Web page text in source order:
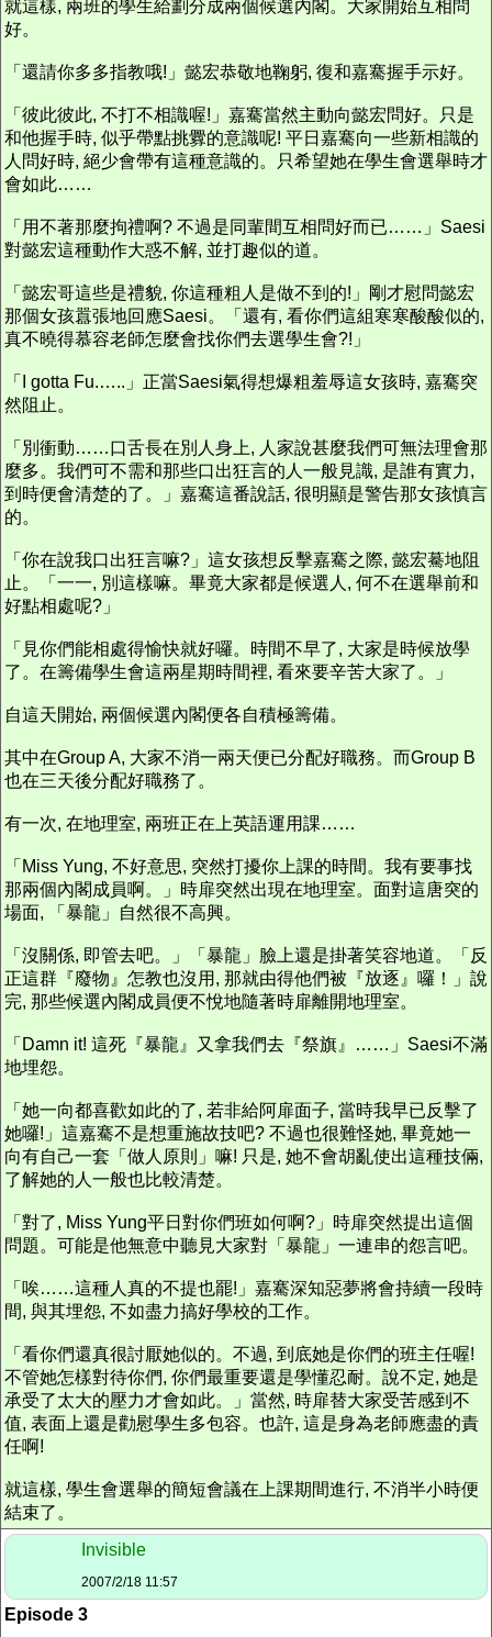
就這樣, 兩班的學生給劃分成兩個候選內閣。大家開始互相問
好。
「還請你多多指教哦!」懿宏恭敬地鞠躬, 復和嘉騫握手示好。
「彼此彼此, 不打不相識喔!」嘉騫當然主動向懿宏問好。只是
和他握手時, 似乎帶點挑釁的意識呢! 平日嘉騫向一些新相識的
人問好時, 絕少會帶有這種意識的。只希望她在學生會選舉時才
會如此……
「用不著那麼拘禮啊? 不過是同輩間互相問好而已……」Saesi
對懿宏這種動作大惑不解, 並打趣似的道。
「懿宏哥這些是禮貌, 你這種粗人是做不到的!」剛才慰問懿宏
那個女孩囂張地回應Saesi。「還有, 看你們這組寒寒酸酸似的,
真不曉得慕容老師怎麼會找你們去選學生會?!」
「I gotta Fu.…..」正當Saesi氣得想爆粗羞辱這女孩時, 嘉騫突
然阻止。
「別衝動……口舌長在別人身上, 人家說甚麼我們可無法理會那
麼多。我們可不需和那些口出狂言的人一般見識, 是誰有實力,
到時便會清楚的了。」嘉騫這番說話, 很明顯是警告那女孩慎言
的。
「你在說我口出狂言嘛?」這女孩想反擊嘉騫之際, 懿宏驀地阻
止。「一一, 別這樣嘛。畢竟大家都是候選人, 何不在選舉前和
好點相處呢?」
「見你們能相處得愉快就好囉。時間不早了, 大家是時候放學
了。在籌備學生會這兩星期時間裡, 看來要辛苦大家了。」
自這天開始, 兩個候選內閣便各自積極籌備。
其中在Group A, 大家不消一兩天便已分配好職務。而Group B
也在三天後分配好職務了。
有一次, 在地理室, 兩班正在上英語運用課……
「Miss Yung, 不好意思, 突然打擾你上課的時間。我有要事找
那兩個內閣成員啊。」時扉突然出現在地理室。面對這唐突的
場面, 「暴龍」自然很不高興。
「沒關係, 即管去吧。」「暴龍」臉上還是掛著笑容地道。「反
正這群『廢物』怎教也沒用, 那就由得他們被『放逐』囉！」說
完, 那些候選內閣成員便不悅地隨著時扉離開地理室。
「Damn it! 這死『暴龍』又拿我們去『祭旗』……」Saesi不滿
地埋怨。
「她一向都喜歡如此的了, 若非給阿扉面子, 當時我早已反擊了
她囉!」這嘉騫不是想重施故技吧? 不過也很難怪她, 畢竟她一
向有自己一套「做人原則」嘛! 只是, 她不會胡亂使出這種技倆,
了解她的人一般也比較清楚。
「對了, Miss Yung平日對你們班如何啊?」時扉突然提出這個
問題。可能是他無意中聽見大家對「暴龍」一連串的怨言吧。
「唉……這種人真的不提也罷!」嘉騫深知惡夢將會持續一段時
間, 與其埋怨, 不如盡力搞好學校的工作。
「看你們還真很討厭她似的。不過, 到底她是你們的班主任喔!
不管她怎樣對待你們, 你們最重要還是學懂忍耐。說不定, 她是
承受了太大的壓力才會如此。」當然, 時扉替大家受苦感到不
值, 表面上還是勸慰學生多包容。也許, 這是身為老師應盡的責
任啊!
就這樣, 學生會選舉的簡短會議在上課期間進行, 不消半小時便
結束了。
Invisible
2007/2/18 11:57
Episode 3